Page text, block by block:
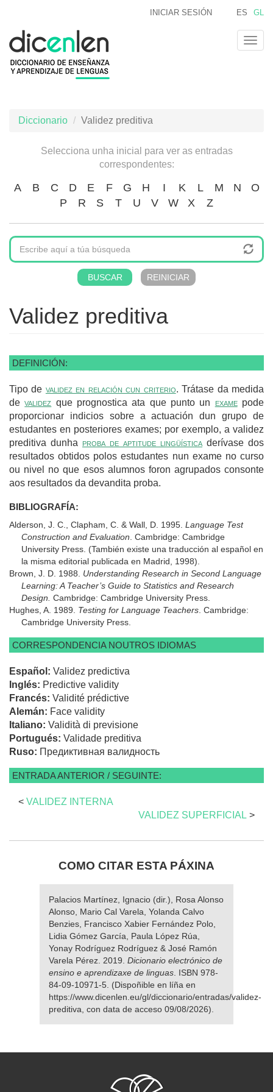
contido
principal
ES GL
INICIAR SESIÓN
Diccionario Validez preditiva
Selecciona unha inicial para ver as entradas
correspondentes:
A B C D E F G H I K L M N
O
P
R S T U V W X Z
Validez preditiva
DEFINICIÓN:
Tipo de validez en relación cun criterio. Trátase da medida
devalidez que prognostica ata que punto un examepode
proporcionar indicios sobre a actuación dun grupo de
estudantes en posteriores exames; por exemplo, a validez
preditiva dunha proba de aptitude lingüística derívase dos
resultados obtidos polos estudantes nun exame no curso
ou nivel no que esos alumnos foron agrupados consonte
aos resultados da devandita proba.
BIBLIOGRAFÍA:
Alderson, J. C., Clapham, C. & Wall, D. 1995. Language Test
Construction and Evaluation . Cambridge: Cambridge
University Press. (También existe una traducción al español en
la misma editorial publicada en Madrid, 1998).
Brown, J. D. 1988. Understanding Research in Second Language
Learning: A Teacher’s Guide to Statistics and Research
Design. Cambridge: Cambridge University Press.
Hughes, A. 1989. Testing for Language Teachers . Cambridge:
Cambridge University Press.
CORRESPONDENCIA NOUTROS IDIOMAS
Español: Validez predictiva
Inglés: Predictive validity
Francés: Validité prédictive
Alemán: Face validity
Italiano: Validità di previsione
Portugués: Validade preditiva
Ruso: Предиктивная валидность
ENTRADA ANTERIOR / SEGUINTE:
< VALIDEZ INTERNA
VALIDEZ SUPERFICIAL >
COMO CITAR ESTA PÁXINA
Palacios Martínez, Ignacio (dir.), Rosa Alonso
Alonso, Mario Cal Varela, Yolanda Calvo
Benzies, Francisco Xabier Fernández Polo,
Lidia Gómez García, Paula López Rúa,
Yonay Rodríguez Rodríguez & José Ramón
Varela Pérez. 2019. Dicionario electrónico de
ensino e aprendizaxe de linguas . ISBN 978-
84-09-10971-5. (Dispoñible en líña en
https://www.dicenlen.eu/gl/diccionario/entradas/validez-
preditiva, con data de acceso 09/08/2026).